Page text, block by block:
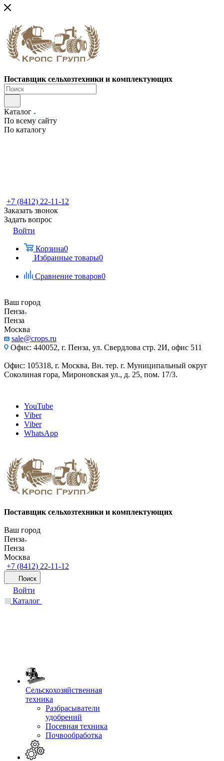
Поставщик сельхозтехники и комплектующих
Каталог
По всему сайту
По каталогу
+7 (8412) 22-11-12
Заказать звонок
Задать вопрос
Войти
Корзина0
Избранные товары0
Сравнение товаров0
Ваш город
Пенза
Пенза
Москва
sale@crops.ru
Офис: 440052, г. Пенза, ул. Свердлова стр. 2И, офис 511
Офис: 105318, г. Москва, Вн. тер. г. Муниципальный округ
Соколиная гора, Мироновская ул., д. 25, пом. 17/3.
YouTube
Viber
Viber
WhatsApp
Поставщик сельхозтехники и комплектующих
Ваш город
Пенза
Пенза
Москва
+7 (8412) 22-11-12
Поиск
Войти
Каталог
Сельскохозяйственная
техника
Разбрасыватели
удобрений
Посевная техника
Почвообработка